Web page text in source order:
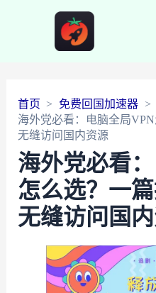
首页
免费回国加速器
海外党必看：电脑全局
无缝访问国内资源
海外党必看
怎么选？一
无缝访问国